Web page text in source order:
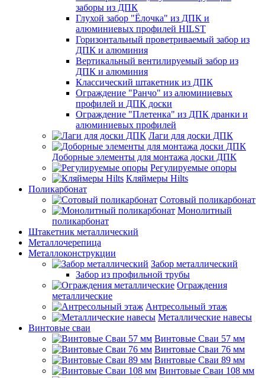
заборы из ДПК
Глухой забор "Ёлочка" из ДПК и
алюминиевых профилей HILST
Горизонтальный проветриваемый забор из
ДПК и алюминия
Вертикальный вентилируемый забор из
ДПК и алюминия
Классический штакетник из ДПК
Ограждение "Ранчо" из алюминиевых
профилей и ДПК доски
Ограждение "Плетенка" из ДПК дранки и
алюминиевых профилей
Лаги для доски ДПК
Доборные элементы для монтажа доски ДПК
Регулируемые опоры
Кляймеры Hilts
Поликарбонат
Сотовый поликарбонат
Монолитный
поликарбонат
Штакетник металлический
Металлочерепица
Металлоконструкции
Забор металлический
Забор из профильной трубы
Ограждения
металлические
Антресольный этаж
Металлические навесы
Винтовые сваи
Винтовые Сваи 57 мм
Винтовые Сваи 76 мм
Винтовые Сваи 89 мм
Винтовые Сваи 108 мм